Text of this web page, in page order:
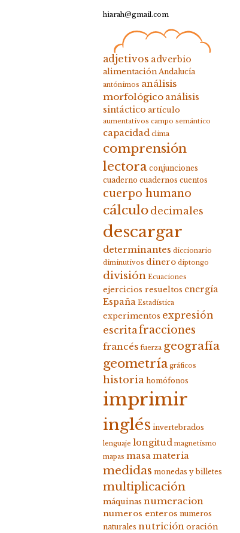
hiarah@gmail.com
adjetivos adverbio
alimentación Andalucía
antónimos análisis
morfológico análisis
sintáctico artículo
aumentativos campo semántico
capacidad clima
comprensión
lectora conjunciones
cuaderno cuadernos cuentos
cuerpo humano
cálculo decimales
descargar
determinantes diccionario
diminutivos dinero diptongo
división Ecuaciones
ejercicios resueltos energía
España Estadística
experimentos expresión
escritafracciones
francés fuerza geografía
geometría gráficos
historia homófonos
imprimir
inglés invertebrados
lenguaje longitud magnetismo
mapas masamateria
medidas monedas y billetes
multiplicación
máquinas numeracion
numeros enteros numeros
naturales nutrición oración